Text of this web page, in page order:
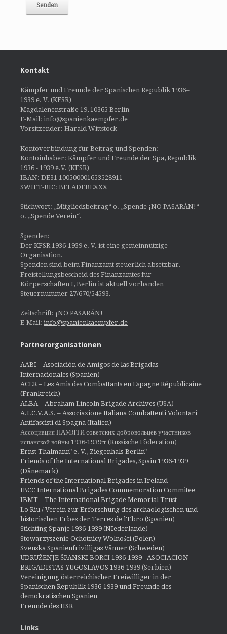
Kontakt
Kämpfer und Freunde der Spanischen Republik 1936–
1939 e. V. (KFSR)
Magdalenenstraße 19, 10365 Berlin
E-Mail: info@spanienkaempfer.de
Vorsitzender: Harald Wittstock
Kontoverbindung für Beitrag und Spenden:
Kontoinhaber: Kämpfer und Freunde der Spa, Republik
1936 - 1939 e.V. (KFSR)
IBAN: DE31 100500001653528911
SWIFT-BIC: BELADEBEXXX
Stichwort: „Mitgliedsbeitrag“ o. „Spende ¡NO PASARÁN!“
o. „Spende Verein“.
Spenden:
Der KFSR 1936-1939 e. V. ist eine gemeinnützige
Organisation.
Spenden sind beim Finanzamt steuerlich absetzbar.
Freistellungsbescheid des Finanzamtes für
Körperschaften I, Berlin ist aktuell vorhanden
Steuernummer 27/670/54593.
Zeitschrift: ¡NO PASARÁN!
E-Mail: info@spanienkaempfer.de
Partnerorganisationen
AABI – Asociación de Amigos de las Brigadas
Internacionales (Spanien)
ACER – Les Amis des Combattants en Espagne Républicaine
(Frankreich)
ALBA – Abraham Lincoln Brigade Archives (USA)
A.I.C.V.A.S. – Associazione Italiana Combattenti Volontari
Antifascisti di Spagna (Italien)
Ассоциация ПАМЯТИ советских добровольцев участников
испанской войны 1936-1939гг (Russische Föderation)
Ernst Thälmann" e. V., Ziegenhals-Berlin"
Friends of the International Brigades, Spain 1936-1939
(Dänemark)
Friends of the International Brigades in Ireland
IBCC International Brigades Commemoration Commitee
IBMT – The International Brigade Memorial Trust
Lo Riu / Verein zur Erforschung des archäologischen und
historischen Erbes der Terres de l'Ebro (Spanien)
Stichting Spanje 1936-1939 (NIederlande)
Stowarzyszenie Ochotnicy Wolności (Polen)
Svenska Spanienfrivilligas Vänner (Schweden)
UDRUŽENJE ŠPANSKI BORCI 1936-1939 - ASOCIACION
BRIGADISTAS YUGOSLAVOS 1936-1939 (Serbien)
Vereinigung österreichischer Freiwilliger in der
Spanischen Republik 1936-1939 und Freunde des
demokratischen Spanien
Freunde des IISR
Links